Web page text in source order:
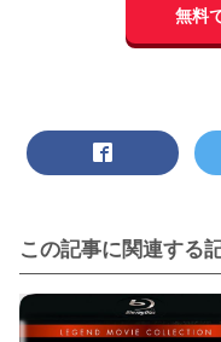
無料
この記事に関連する